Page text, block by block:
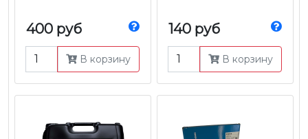
400 руб
В корзину
140 руб
В корзину